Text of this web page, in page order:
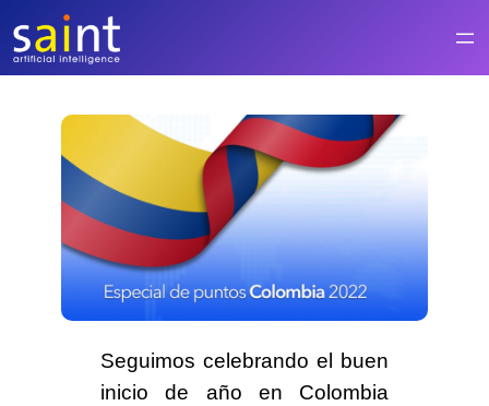
contenido
Seguimos celebrando el buen
inicio de año en Colombia